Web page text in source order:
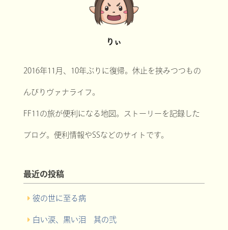
りぃ
2016年11月、10年ぶりに復帰。休止を挟みつつもの
んびりヴァナライフ。
FF11の旅が便利になる地図。ストーリーを記録した
ブログ。便利情報やSSなどのサイトです。
最近の投稿
彼の世に至る病
白い涙、黒い泪 其の弐